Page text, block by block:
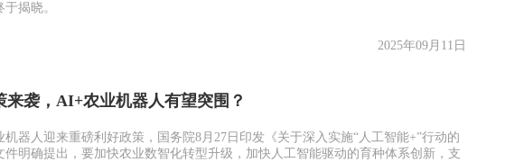
揭晓。
2025年09月11日
来袭，AI+农业机器人有望突围？
机器人迎来重磅利好政策，国务院8月27日印发《关于深入实施“人工智能+”行动的
件明确提出，要加快农业数智化转型升级，加快人工智能驱动的育种体系创新，支